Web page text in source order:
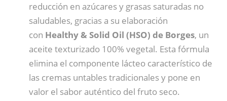
reducción en azúcares y grasas saturadas no
saludables, gracias a su elaboración
con Healthy & Solid Oil (HSO) de Borges, un
aceite texturizado 100% vegetal. Esta fórmula
elimina el componente lácteo característico de
las cremas untables tradicionales y pone en
valor el sabor auténtico del fruto seco.